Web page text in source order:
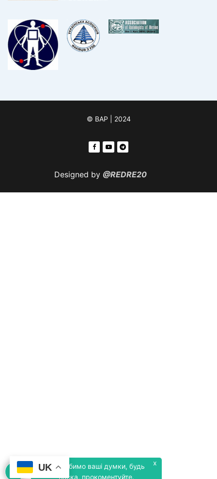
© ВАР | 2024
Designed by @REDRE20
UKМи любимо ваші думки, будь
ласка, прокоментуйте.
x